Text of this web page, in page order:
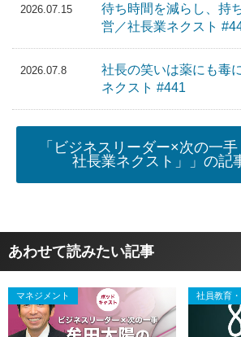
2026.07.15
待ち時間を減らし、持
営／社長業ネクスト
2026.07.8
社長の笑いは薬にも毒
ネクスト #441
「ビジネスリーダー×次の一
社長業ネクスト」」の記
あわせて読みたい記事
マネジメント 社員教育